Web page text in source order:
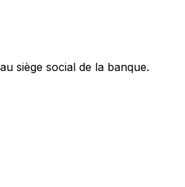
siège social de la banque.